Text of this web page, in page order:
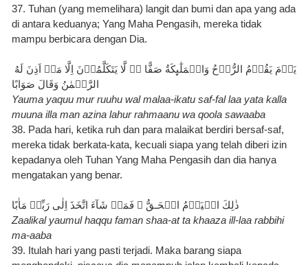
37. Tuhan (yang memelihara) langit dan bumi dan apa yang ada
di antara keduanya; Yang Maha Pengasih, mereka tidak
mampu berbicara dengan Dia.
Yauma yaquu mur ruuhu wal malaa-ikatu saf-fal laa yata kalla
muuna illa man azina lahur rahmaanu wa qoola sawaaba
38. Pada hari, ketika ruh dan para malaikat berdiri bersaf-saf,
mereka tidak berkata-kata, kecuali siapa yang telah diberi izin
kepadanya oleh Tuhan Yang Maha Pengasih dan dia hanya
mengatakan yang benar.
ذٰلِكَ الۡيَوۡمُ الۡحَـقُّ‌ ۚ فَمَنۡ شَآءَ اتَّخَذَ اِلٰى رَبِّهٖ مَاٰبًا
Zaalikal yaumul haqqu faman shaa-at ta khaaza ill-laa rabbihi
ma-aaba
39. Itulah hari yang pasti terjadi. Maka barang siapa